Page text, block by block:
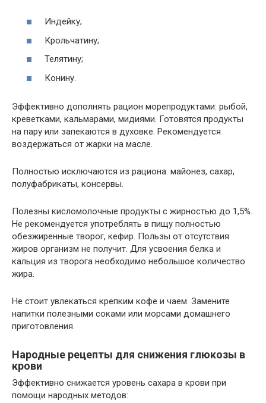
Индейку;
Крольчатину;
Телятину;
Конину.
Эффективно дополнять рацион морепродуктами: рыбой,
креветками, кальмарами, мидиями. Готовятся продукты
на пару или запекаются в духовке. Рекомендуется
воздержаться от жарки на масле.
Полностью исключаются из рациона: майонез, сахар,
полуфабрикаты, консервы.
Полезны кисломолочные продукты с жирностью до 1,5%.
Не рекомендуется употреблять в пищу полностью
обезжиренные творог, кефир. Пользы от отсутствия
жиров организм не получит. Для усвоения белка и
кальция из творога необходимо небольшое количество
жира.
Не стоит увлекаться крепким кофе и чаем. Замените
напитки полезными соками или морсами домашнего
приготовления.
Народные рецепты для снижения глюкозы в
крови
Эффективно снижается уровень сахара в крови при
помощи народных методов: